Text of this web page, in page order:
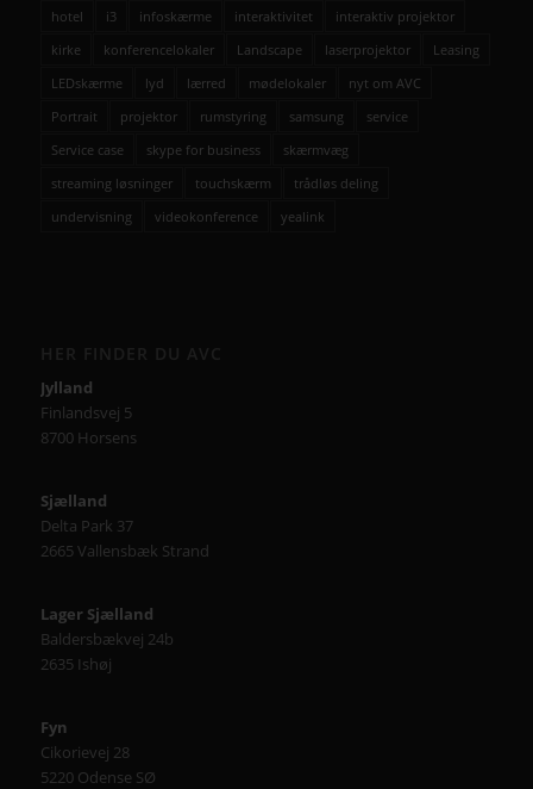
hotel
i3 infoskærme interaktivitet
interaktiv projektor
kirke
konferencelokaler Landscape laserprojektor
Leasing
LEDskærme
lyd lærred mødelokaler
nyt om AVC
Portrait
projektor rumstyring samsung
service
Service case
skype for business
skærmvæg
streaming løsninger
touchskærm
trådløs deling
undervisning
videokonference yealink
Jylland
Finlandsvej 5
8700 Horsens
Sjælland
Delta Park 37
2665 Vallensbæk Strand
Lager Sjælland
Baldersbækvej 24b
2635 Ishøj
Fyn
Cikorievej 28
5220 Odense SØ